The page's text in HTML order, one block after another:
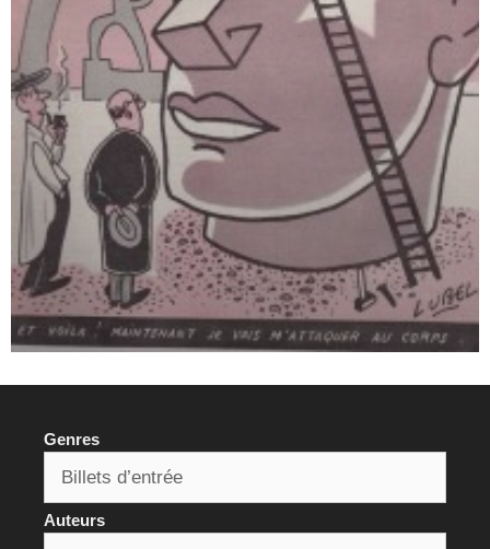
Genres
Auteurs